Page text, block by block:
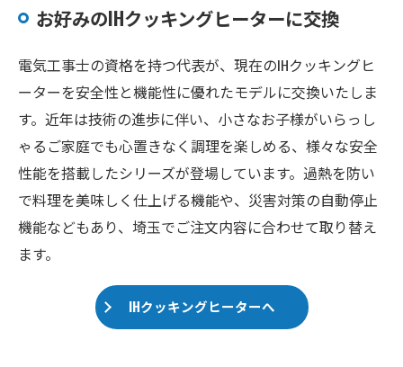
お好みのIHクッキングヒーターに交換
電気工事士の資格を持つ代表が、現在のIHクッキングヒ
ーターを安全性と機能性に優れたモデルに交換いたしま
す。近年は技術の進歩に伴い、小さなお子様がいらっし
ゃるご家庭でも心置きなく調理を楽しめる、様々な安全
性能を搭載したシリーズが登場しています。過熱を防い
で料理を美味しく仕上げる機能や、災害対策の自動停止
機能などもあり、埼玉でご注文内容に合わせて取り替え
ます。
IHクッキングヒーターへ